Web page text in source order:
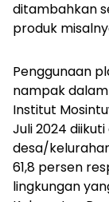
ditambahkan
produk
Penggunaan
nampak
Institut
Juli 2024
desa/
61,8 persen
lingkungan